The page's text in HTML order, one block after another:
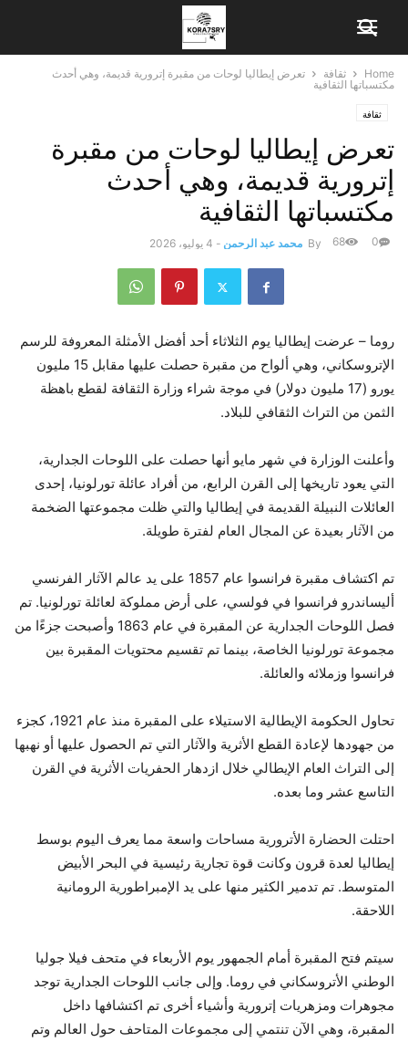
Home ثقافة
تعرض إيطاليا لوحات من مقبرة إترورية قديمة، وهي أحدث
مكتسباتها الثقافية
ثقافة
تعرض إيطاليا لوحات من مقبرة
إترورية قديمة، وهي أحدث
مكتسباتها الثقافية
By محمد عبد الرحمن - 4 يوليو، 2026 0
68
روما – عرضت إيطاليا يوم الثلاثاء أحد أفضل الأمثلة المعروفة للرسم
الإتروسكاني، وهي ألواح من مقبرة حصلت عليها مقابل 15 مليون
يورو (17 مليون دولار) في موجة شراء وزارة الثقافة لقطع باهظة
الثمن من التراث الثقافي للبلاد.
وأعلنت الوزارة في شهر مايو أنها حصلت على اللوحات الجدارية،
التي يعود تاريخها إلى القرن الرابع، من أفراد عائلة تورلونيا، إحدى
العائلات النبيلة القديمة في إيطاليا والتي ظلت مجموعتها الضخمة
من الآثار بعيدة عن المجال العام لفترة طويلة.
تم اكتشاف مقبرة فرانسوا عام 1857 على يد عالم الآثار الفرنسي
أليساندرو فرانسوا في فولسي، على أرض مملوكة لعائلة تورلونيا. تم
فصل اللوحات الجدارية عن المقبرة في عام 1863 وأصبحت جزءًا من
مجموعة تورلونيا الخاصة، بينما تم تقسيم محتويات المقبرة بين
فرانسوا وزملائه والعائلة.
تحاول الحكومة الإيطالية الاستيلاء على المقبرة منذ عام 1921، كجزء
من جهودها لإعادة القطع الأثرية والآثار التي تم الحصول عليها أو نهبها
إلى التراث العام الإيطالي خلال ازدهار الحفريات الأثرية في القرن
التاسع عشر وما بعده.
احتلت الحضارة الأترورية مساحات واسعة مما يعرف اليوم بوسط
إيطاليا لعدة قرون وكانت قوة تجارية رئيسية في البحر الأبيض
المتوسط. تم تدمير الكثير منها على يد الإمبراطورية الرومانية
اللاحقة.
سيتم فتح المقبرة أمام الجمهور يوم الأربعاء في متحف فيلا جوليا
الوطني الأتروسكاني في روما. وإلى جانب اللوحات الجدارية توجد
مجوهرات ومزهريات إترورية وأشياء أخرى تم اكتشافها داخل
المقبرة، وهي الآن تنتمي إلى مجموعات المتاحف حول العالم وتم